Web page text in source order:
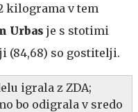
kilograma v tem
Urbas je s stotimi
(84,68) so gostitelji.
igrala z ZDA;
bo odigrala v sredo